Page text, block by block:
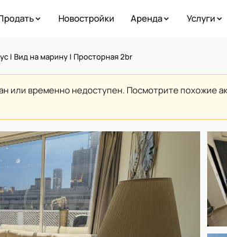
Новостройки Аренда Услуги
| Вид на марину | Просторная 2br
или временно недоступен. Посмотрите похожие